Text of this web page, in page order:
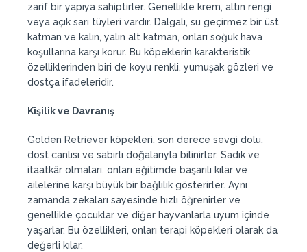
zarif bir yapıya sahiptirler. Genellikle krem, altın rengi
veya açık sarı tüyleri vardır. Dalgalı, su geçirmez bir üst
katman ve kalın, yalın alt katman, onları soğuk hava
koşullarına karşı korur. Bu köpeklerin karakteristik
özelliklerinden biri de koyu renkli, yumuşak gözleri ve
dostça ifadeleridir.
Kişilik ve Davranış
Golden Retriever köpekleri, son derece sevgi dolu,
dost canlısı ve sabırlı doğalarıyla bilinirler. Sadık ve
itaatkâr olmaları, onları eğitimde başarılı kılar ve
ailelerine karşı büyük bir bağlılık gösterirler. Aynı
zamanda zekaları sayesinde hızlı öğrenirler ve
genellikle çocuklar ve diğer hayvanlarla uyum içinde
yaşarlar. Bu özellikleri, onları terapi köpekleri olarak da
değerli kılar.